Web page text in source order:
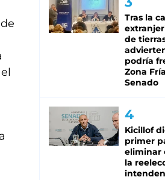
Tras la
de
podría
Zona
Senado
Kicillof
primer
eliminar
la